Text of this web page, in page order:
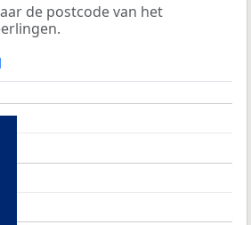
de postcode van het